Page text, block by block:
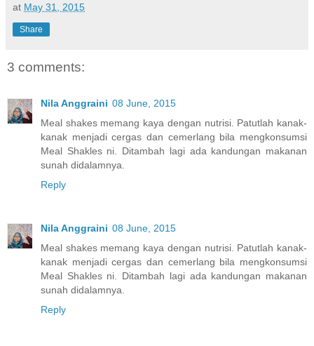
at May 31, 2015
Share
3 comments:
Nila Anggraini 08 June, 2015
Meal shakes memang kaya dengan nutrisi. Patutlah kanak-
kanak menjadi cergas dan cemerlang bila mengkonsumsi
Meal Shakles ni. Ditambah lagi ada kandungan makanan
sunah didalamnya.
Reply
Nila Anggraini 08 June, 2015
Meal shakes memang kaya dengan nutrisi. Patutlah kanak-
kanak menjadi cergas dan cemerlang bila mengkonsumsi
Meal Shakles ni. Ditambah lagi ada kandungan makanan
sunah didalamnya.
Reply